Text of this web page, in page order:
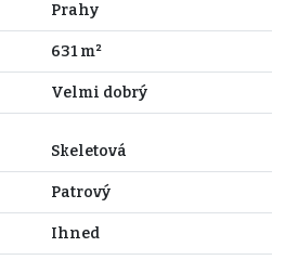
Prahy
631 m²
Velmi dobrý
Skeletová
Patrový
Ihned